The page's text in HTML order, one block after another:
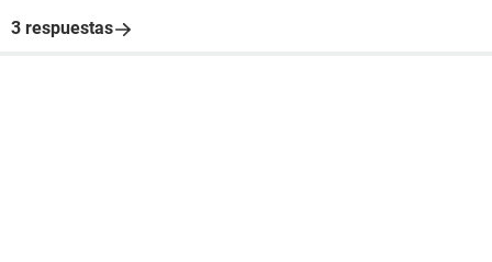
3 respuestas